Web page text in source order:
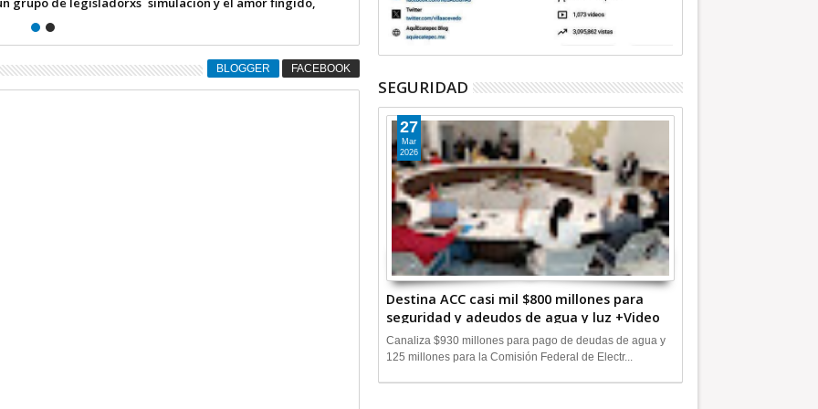
país…”
BLOGGER FACEBOOK
SEGURIDAD
Destina ACC casi mil $800 millones para
seguridad y adeudos de agua y luz +Video
27
Mar
2026
Canaliza $930 millones para pago de deudas de agua y
125 millones para la Comisión Federal de Electr...